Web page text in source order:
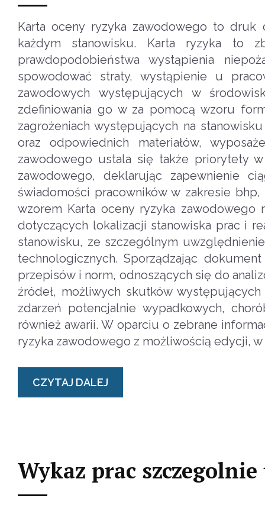
Karta oceny ryzyka zawodowego to
każdym stanowisku. Karta ryzyka to
prawdopodobieństwa wystąpienia
spowodować straty, wystąpienie u
zawodowych występujących w
zdefiniowania go w za pomocą wzoru
zagrożeniach występujących na
oraz odpowiednich materiałów,
zawodowego ustala się także priorytety
zawodowego, deklarując zapewnienie
świadomości pracowników w zakresie
wzorem Karta oceny ryzyka zawodowego
dotyczących lokalizacji stanowiska prac i
stanowisku, ze szczególnym
technologicznych. Sporządzając
przepisów i norm, odnoszących się do
źródeł, możliwych skutków
zdarzeń potencjalnie wypadkowych,
również awarii. W oparciu o zebrane
ryzyka zawodowego z możliwością edycji,
CZYTAJ DALEJ
Wykaz prac